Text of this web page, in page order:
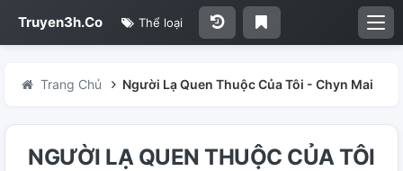
Truyen3h.Co Thể loại
Trang Chủ Người Lạ Quen Thuộc Của Tôi - Chyn Mai
NGƯỜI LẠ QUEN THUỘC CỦA TÔI